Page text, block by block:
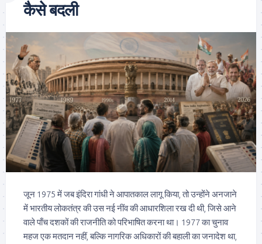
कैसे बदली
जून 1975 में जब इंदिरा गांधी ने आपातकाल लागू किया, तो उन्होंने अनजाने
में भारतीय लोकतंत्र की उस नई नींव की आधारशिला रख दी थी, जिसे आने
वाले पाँच दशकों की राजनीति को परिभाषित करना था। 1977 का चुनाव
महज एक मतदान नहीं, बल्कि नागरिक अधिकारों की बहाली का जनादेश था,